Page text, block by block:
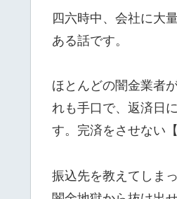
四六時中、会社に大
ある話です。
ほとんどの闇金業者
れも手口で、返済日
す。完済をさせない
振込先を教えてしま